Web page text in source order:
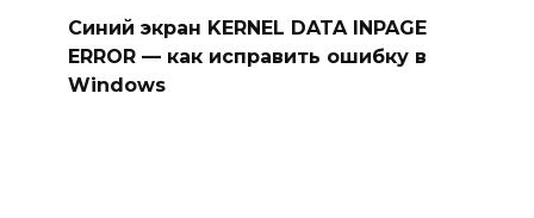
Синий экран KERNEL DATA INPAGE
ERROR — как исправить ошибку в
Windows